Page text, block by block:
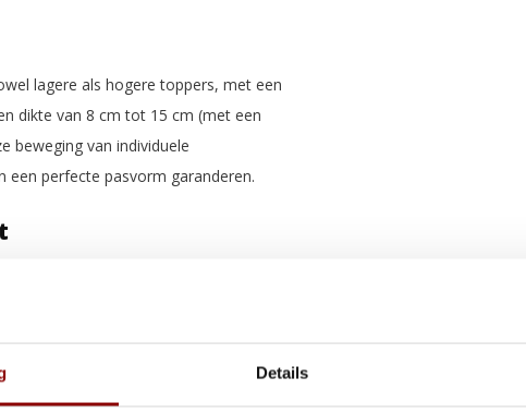
Details
lagere als hogere toppers, met een
dikte van 8 cm tot 15 cm (met een
beweging van individuele
perfecte pasvorm garanderen.
hoeslaken ongelooflijk zacht en
aan je slaapkamer, terwijl de
en tegelijkertijd zorgt voor